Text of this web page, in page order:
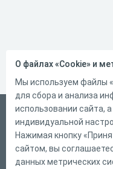
Русский
Справка
Форма обратной
О файлах «Cookie» и
Мы используем файлы
для сбора и анализа
использовании сайта,
индивидуальной
Нажимая кнопку
сайтом, вы
данных метрических